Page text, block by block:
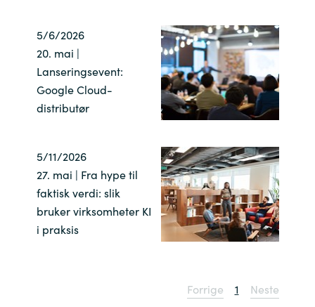
Netherlands
Norway
Oman
Poland
Portugal
Qatar
5/6/2026
20. mai |
Lanseringsevent:
Google Cloud-
distributør
5/11/2026
27. mai | Fra hype til
faktisk verdi: slik
bruker virksomheter KI
i praksis
Forrige 1 Neste